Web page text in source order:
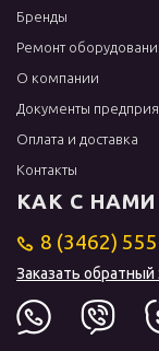
Бренды
Ремонт
О компании
Документы
Оплата и доставка
Контакты
КАК С НАМИ
8 (3462)
Заказать обратный